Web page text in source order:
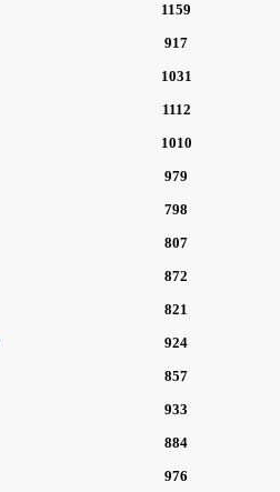
1159
917
1031
1112
1010
979
798
807
872
821
924
857
933
884
976